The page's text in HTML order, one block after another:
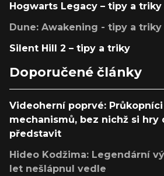
Hogwarts Legacy – tipy a triky
Dune: Awakening - tipy a triky
Silent Hill 2 – tipy a triky
Doporučené články
Videoherní poprvé:
mechanismů, bez nichž si hry
představit
Hideo Kodžima: Legendární
let nešlápnul vedle